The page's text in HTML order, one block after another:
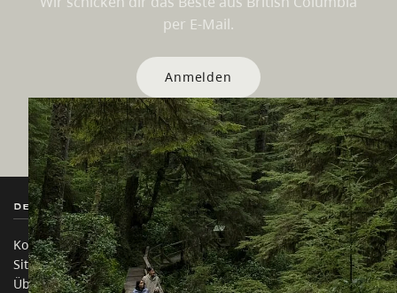
per E-Mail.
Anmelden
Destination BC
Kontakt
Sitemap
Über uns
Unsere Websites
Reisebranche
Medien
Unternehmen